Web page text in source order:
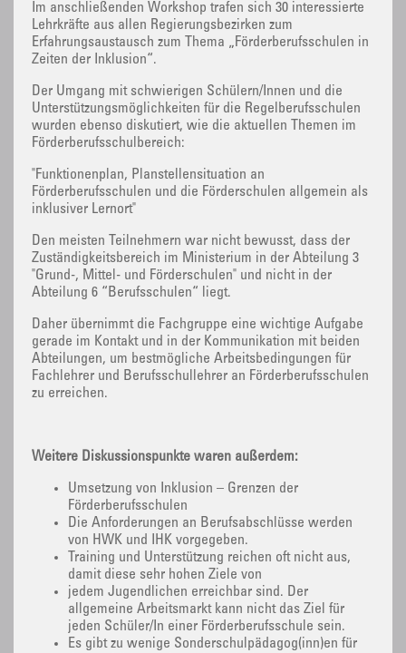
Im anschließenden Workshop trafen sich 30 interessierte
Lehrkräfte aus allen Regierungsbezirken zum
Erfahrungsaustausch zum Thema „Förderberufsschulen in
Zeiten der Inklusion“.
Der Umgang mit schwierigen Schülern/Innen und die
Unterstützungsmöglichkeiten für die Regelberufsschulen
wurden ebenso diskutiert, wie die aktuellen Themen im
Förderberufsschulbereich:
"Funktionenplan, Planstellensituation an
Förderberufsschulen und die Förderschulen allgemein als
inklusiver Lernort"
Den meisten Teilnehmern war nicht bewusst, dass der
Zuständigkeitsbereich im Ministerium in der Abteilung 3
"Grund-, Mittel- und Förderschulen" und nicht in der
Abteilung 6 “Berufsschulen“ liegt.
Daher übernimmt die Fachgruppe eine wichtige Aufgabe
gerade im Kontakt und in der Kommunikation mit beiden
Abteilungen, um bestmögliche Arbeitsbedingungen für
Fachlehrer und Berufsschullehrer an Förderberufsschulen
zu erreichen.
Weitere Diskussionspunkte waren außerdem:
Umsetzung von Inklusion – Grenzen der
Förderberufsschulen
Die Anforderungen an Berufsabschlüsse werden
von HWK und IHK vorgegeben.
Training und Unterstützung reichen oft nicht aus,
damit diese sehr hohen Ziele von
jedem Jugendlichen erreichbar sind. Der
allgemeine Arbeitsmarkt kann nicht das Ziel für
jeden Schüler/In einer Förderberufsschule sein.
Es gibt zu wenige Sonderschulpädagog(inn)en für